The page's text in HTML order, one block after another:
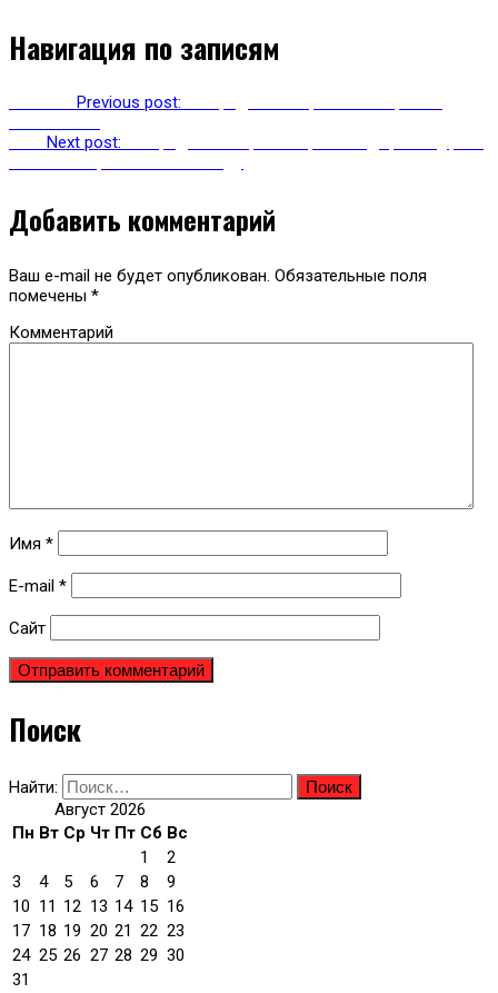
Навигация по записям
Previous post:
Next post:
Добавить комментарий
Ваш e-mail не будет опубликован. Обязательные поля
помечены *
Комментарий
Имя *
E-mail *
Сайт
Поиск
Найти:
Август 2026
Пн Вт Ср Чт Пт Сб Вс
1
2
3
4 5 6 7 8
9
10 11 12 13 14 15 16
17 18 19 20 21 22 23
24 25 26 27 28 29 30
31